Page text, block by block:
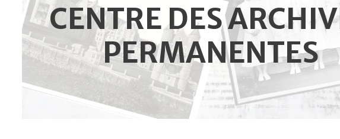
CENTRE DES
PERMANENTES